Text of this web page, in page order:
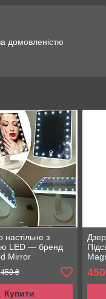
домовленістю
настільне з
LED — бренд
Mirror
450 ₴
Купити
450